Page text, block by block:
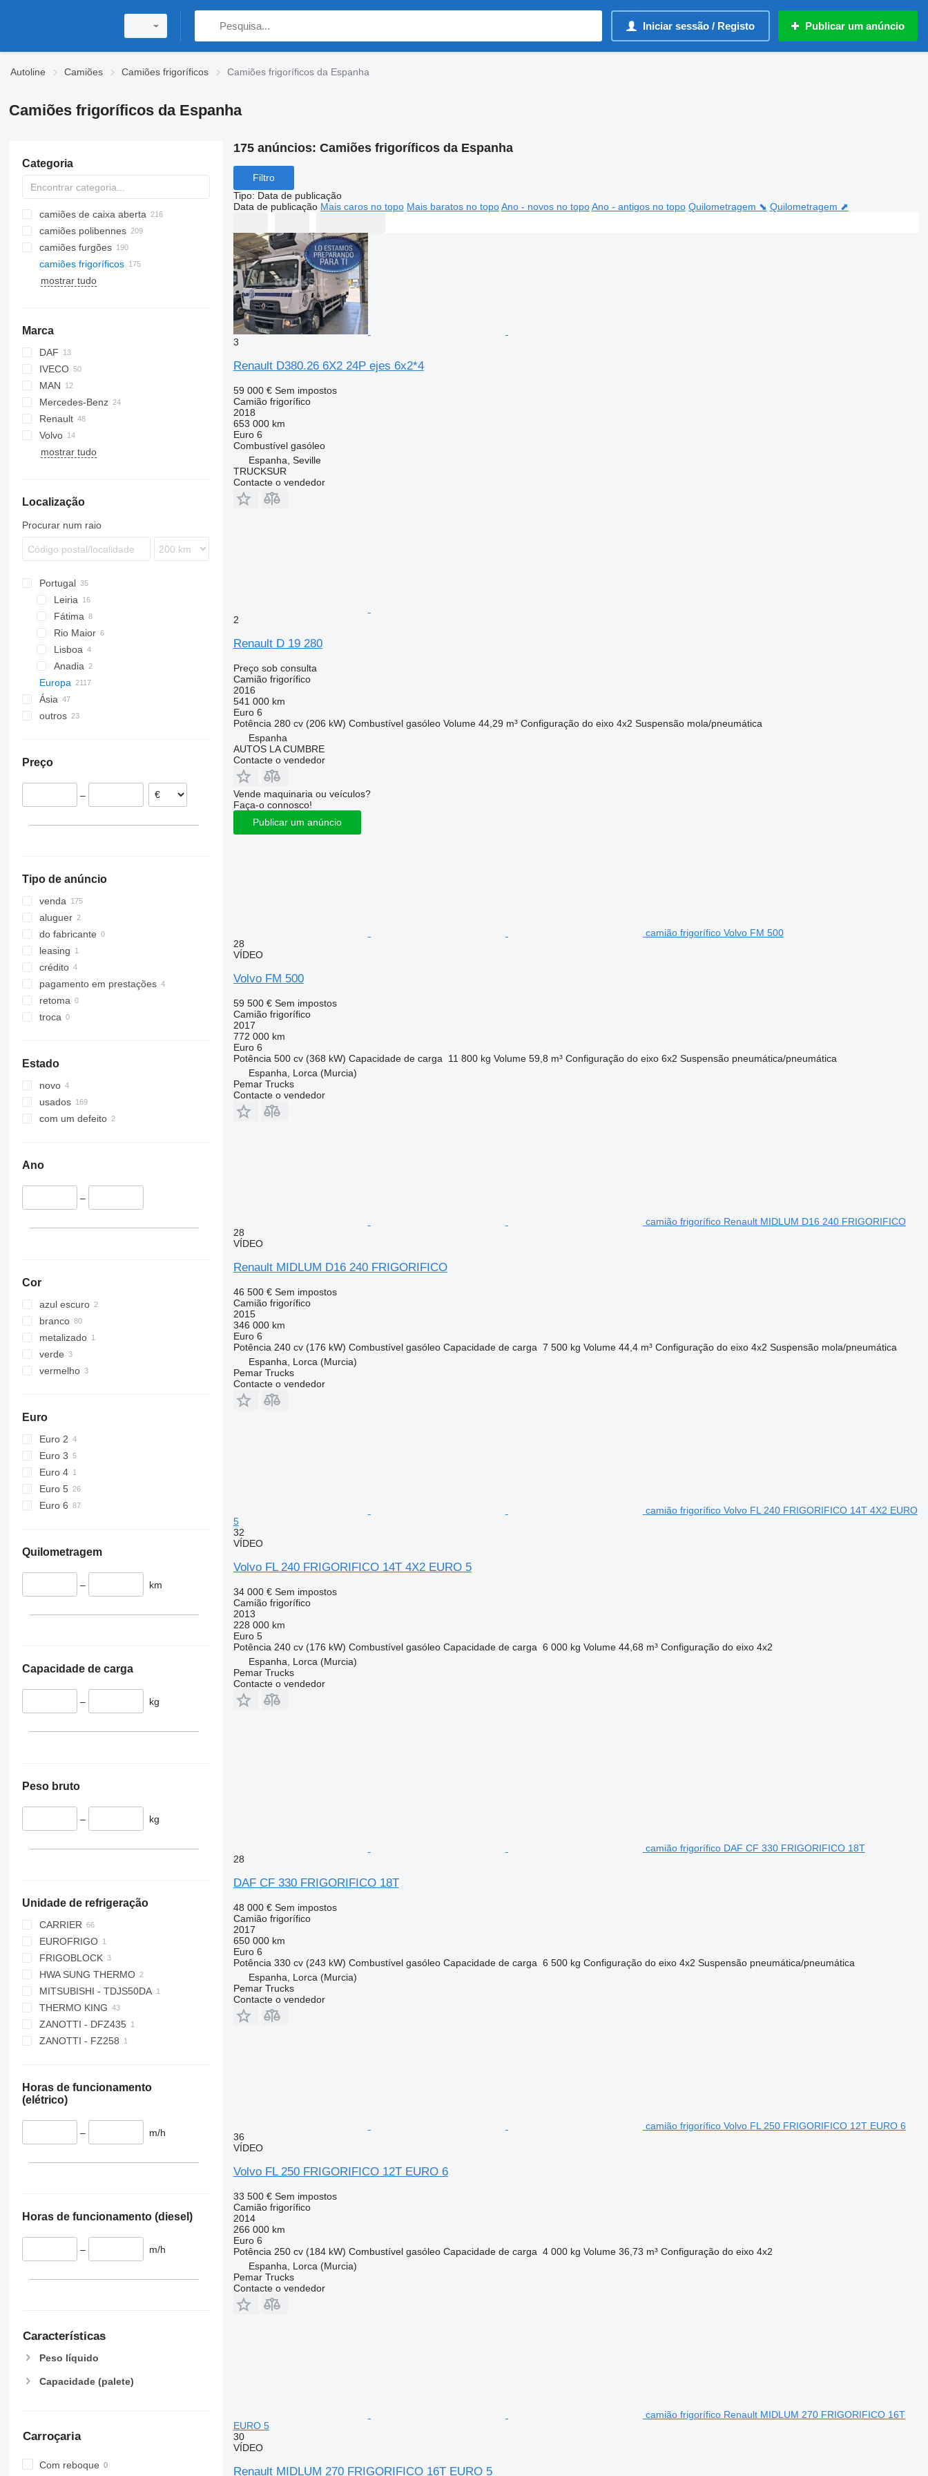
Iniciar sessão / Registo Publicar um anúncio
Autoline Camiões Camiões frigoríficos Camiões frigoríficos da Espanha
Camiões frigoríficos da Espanha
Categoria
camiões de caixa aberta
camiões polibennes
camiões furgões
camiões frigoríficos
mostrar tudo
Marca
Jumpy
DAF
CF
LF
XF
Ducato
IVECO
Daily
EuroCargo
S-Way
Stralis
MAN
TGE
TGL
TGM
TGS
Mercedes-Benz
Actros
Antos
Atego
Canter
Atleon
Cabstar
NT
Renault
D-series
D Wide
Premium
P-series
Volvo
FE
FM
mostrar tudo
Localização
Procurar num raio
Portugal
Leiria
Fátima
Rio Maior
Lisboa
Anadia
Europa
Países Baixos
Seville
Valencia
Villadolid
Soria
mostrar tudo
Roménia
Bélgica
Ásia
Japão
outros
Argentina
Preço
–
Tipo de anúncio
venda
aluguer
do fabricante
leasing
crédito
pagamento em prestações
retoma
troca
Estado
novo
usados
com um defeito
Ano
–
Cor
azul escuro
branco
metalizado
verde
vermelho
Euro
Euro 2
Euro 3
Euro 4
Euro 5
Euro 6
Quilometragem
– km
Capacidade de carga
– kg
Peso bruto
– kg
Unidade de refrigeração
CARRIER
MAXIMA 1300
SUPRA
SUPRA 550
SUPRA 750 MT
SUPRA 850
SUPRA 850 MT
SUPRA 900U
SUPRA 1050
SUPRA 1050 MT
SUPRA 1050 Silent
VIENTO 300
VIENTO 350
EUROFRIGO
FRIGOBLOCK
HWA SUNG THERMO
MITSUBISHI - TDJS50DA
THERMO KING
RD-MT
T 600R
T 1000R
T 1200R
T 1200R Spectrum
V 800 MAX
ZANOTTI - DFZ435
ZANOTTI - FZ258
Horas de funcionamento
(elétrico)
– m/h
Horas de funcionamento (diesel)
– m/h
Características
Peso líquido
Capacidade (palete)
Carroçaria
Com reboque
175 anúncios: Camiões frigoríficos da Espanha
Filtro
Tipo: Data de publicação
Data de publicação Mais caros no topo Mais baratos no topo Ano - novos no topo Ano - antigos no topo Quilometragem ⬊ Quilometragem ⬈
3
Renault D380.26 6X2 24P ejes 6x2*4
59 000 € Sem impostos
Camião frigorífico
2018
653 000 km
Euro 6
Combustível gasóleo
Espanha, Seville
TRUCKSUR
Contacte o vendedor
2
Renault D 19 280
Preço sob consulta
Camião frigorífico
2016
541 000 km
Euro 6
Potência 280 cv (206 kW) Combustível gasóleo Volume 44,29 m³ Configuração do eixo 4x2 Suspensão mola/pneumática
Espanha
AUTOS LA CUMBRE
Contacte o vendedor
Vende maquinaria ou veículos?
Faça-o connosco!
Publicar um anúncio
camião frigorífico Volvo FM 500
28
VÍDEO
Volvo FM 500
59 500 € Sem impostos
Camião frigorífico
2017
772 000 km
Euro 6
Potência 500 cv (368 kW) Capacidade de carga 11 800 kg Volume 59,8 m³ Configuração do eixo 6x2 Suspensão pneumática/pneumática
Espanha, Lorca (Murcia)
Pemar Trucks
Contacte o vendedor
camião frigorífico Renault MIDLUM D16 240 FRIGORIFICO
28
VÍDEO
Renault MIDLUM D16 240 FRIGORIFICO
46 500 € Sem impostos
Camião frigorífico
2015
346 000 km
Euro 6
Potência 240 cv (176 kW) Combustível gasóleo Capacidade de carga 7 500 kg Volume 44,4 m³ Configuração do eixo 4x2 Suspensão mola/pneumática
Espanha, Lorca (Murcia)
Pemar Trucks
Contacte o vendedor
camião frigorífico Volvo FL 240 FRIGORIFICO 14T 4X2 EURO
5
32
VÍDEO
Volvo FL 240 FRIGORIFICO 14T 4X2 EURO 5
34 000 € Sem impostos
Camião frigorífico
2013
228 000 km
Euro 5
Potência 240 cv (176 kW) Combustível gasóleo Capacidade de carga 6 000 kg Volume 44,68 m³ Configuração do eixo 4x2
Espanha, Lorca (Murcia)
Pemar Trucks
Contacte o vendedor
camião frigorífico DAF CF 330 FRIGORIFICO 18T
28
DAF CF 330 FRIGORIFICO 18T
48 000 € Sem impostos
Camião frigorífico
2017
650 000 km
Euro 6
Potência 330 cv (243 kW) Combustível gasóleo Capacidade de carga 6 500 kg Configuração do eixo 4x2 Suspensão pneumática/pneumática
Espanha, Lorca (Murcia)
Pemar Trucks
Contacte o vendedor
camião frigorífico Volvo FL 250 FRIGORIFICO 12T EURO 6
36
VÍDEO
Volvo FL 250 FRIGORIFICO 12T EURO 6
33 500 € Sem impostos
Camião frigorífico
2014
266 000 km
Euro 6
Potência 250 cv (184 kW) Combustível gasóleo Capacidade de carga 4 000 kg Volume 36,73 m³ Configuração do eixo 4x2
Espanha, Lorca (Murcia)
Pemar Trucks
Contacte o vendedor
camião frigorífico Renault MIDLUM 270 FRIGORIFICO 16T
EURO 5
30
VÍDEO
Renault MIDLUM 270 FRIGORIFICO 16T EURO 5